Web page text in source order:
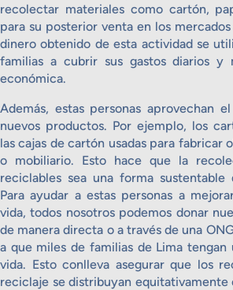
recolectar materiales como cartón,
para su posterior venta en los
dinero obtenido de esta actividad se
familias a cubrir sus gastos diarios y
económica.
Además, estas personas aprovechan
nuevos productos. Por ejemplo, los
las cajas de cartón usadas para fabricar
o mobiliario. Esto hace que la
reciclables sea una forma sustentable
Para ayudar a estas personas a
vida, todos nosotros podemos donar
de manera directa o a través de una
a que miles de familias de Lima tengan
vida. Esto conlleva asegurar que los
reciclaje se distribuyan equitativamente